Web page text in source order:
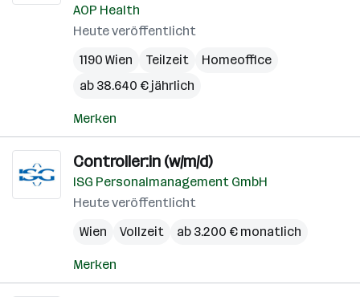
AOP Health
Heute veröffentlicht
1190 Wien
Teilzeit
Homeoffice
ab 38.640 € jährlich
Merken
Controller:in (w/m/d)
ISG Personalmanagement GmbH
Heute veröffentlicht
Wien
Vollzeit ab 3.200 € monatlich
Merken